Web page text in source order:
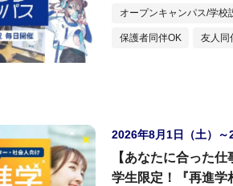
オープンキャンパス/学校
保護者同伴OK 友人同
2026年8月1日（土）～
【あなたに合った
学生限定！『再進学